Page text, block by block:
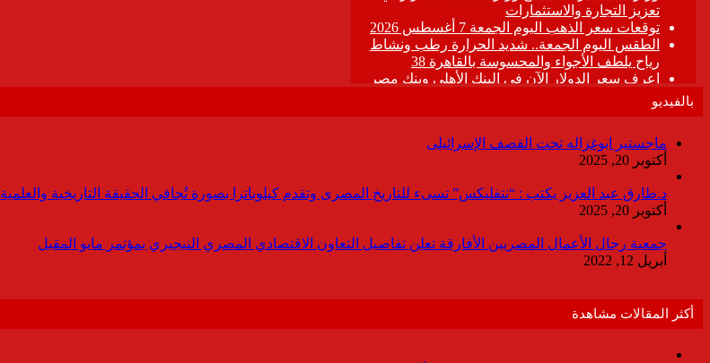
بالفيديو
ماجستير ابوغزاله تحت القصف الإسرائيلى
أكتوبر 20, 2025
د.طارق عبد العزيز يكتب : “نتفليكس” تسىء للتاريخ المصرى وتقدم كيلوباترا بصورة تُجافي الحقيقة التاريخية والعلمية
أكتوبر 20, 2025
جمعية رجال الأعمال المصريين الأفارقة تعلن تفاصيل التعاون الاقتصادي المصري النيجيري بمؤتمر مايو المقبل
أبريل 12, 2022
أكثر المقالات مشاهدة